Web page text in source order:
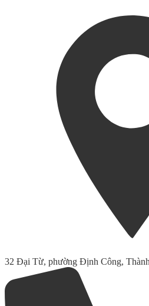
32 Đại Từ, phường Định Công,